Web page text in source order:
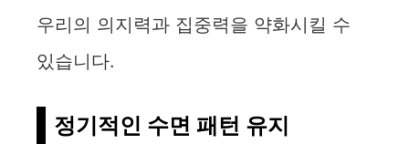
우리의 의지력과 집중력을 약화시킬 수
있습니다.
정기적인 수면 패턴 유지